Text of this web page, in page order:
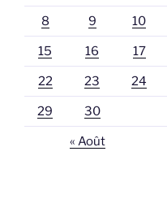
8 9 10
15 16 17
22 23 24
29 30
« Août